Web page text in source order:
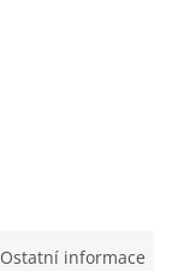
Ostatní informace